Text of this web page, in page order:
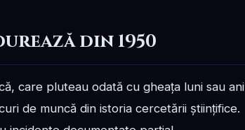
din 1950
care pluteau odată cu gheața luni sau ani
de muncă din istoria cercetării științifice.